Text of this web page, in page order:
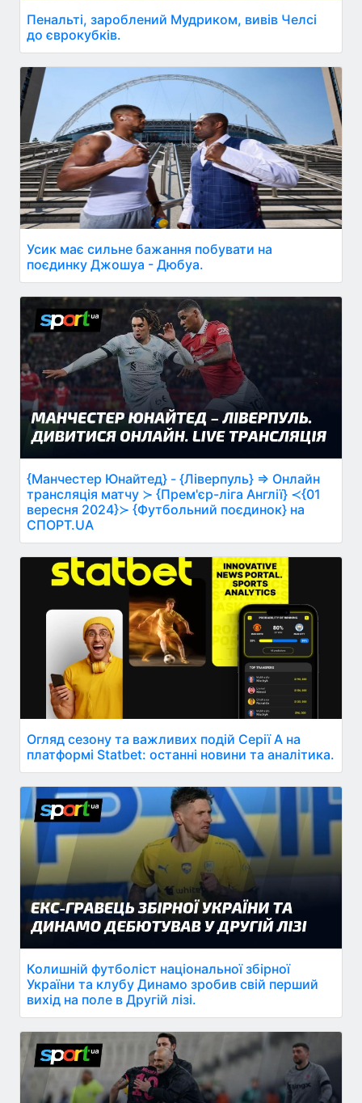
Пенальті, зароблений Мудриком, вивів Челсі
до єврокубків.
Усик має сильне бажання побувати на
поєдинку Джошуа - Дюбуа.
{Манчестер Юнайтед} - {Ліверпуль} ⇒ Онлайн
трансляція матчу ≻ {Прем'єр-ліга Англії} ≺{01
вересня 2024}≻ {Футбольний поєдинок} на
СПОРТ.UA
Огляд сезону та важливих подій Серії А на
платформі Statbet: останні новини та аналітика.
Колишній футболіст національної збірної
України та клубу Динамо зробив свій перший
вихід на поле в Другій лізі.